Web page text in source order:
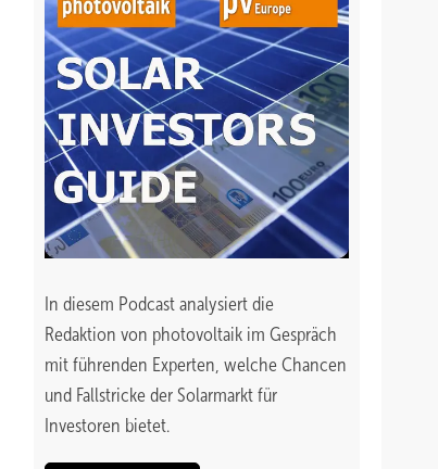
In diesem Podcast analysiert die
Redaktion von photovoltaik im Gespräch
mit führenden Experten, welche Chancen
und Fallstricke der Solarmarkt für
Investoren bietet.